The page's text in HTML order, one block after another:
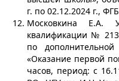
г. по 02.12.2024 г.,
Московкина Е.А.
квалификации №
по
«Оказание первой
часов, период: с